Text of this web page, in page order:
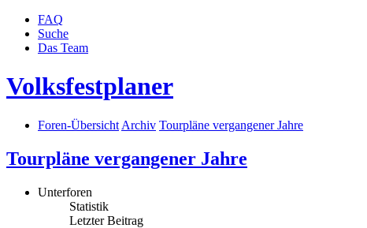
FAQ
Suche
Das Team
Volksfestplaner
Foren-Übersicht Archiv Tourpläne vergangener Jahre
Tourpläne vergangener Jahre
Unterforen
Statistik
Letzter Beitrag